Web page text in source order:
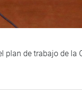
plan de trabajo de la